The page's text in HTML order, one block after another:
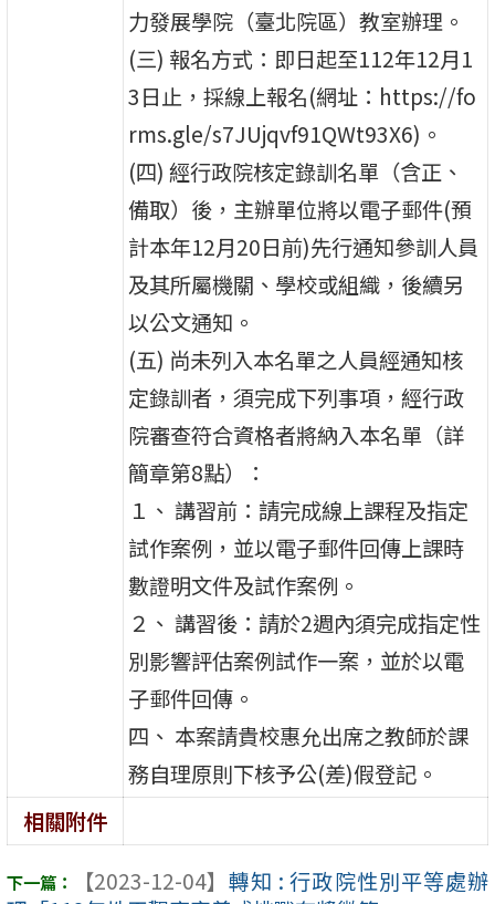
力發展學院（臺北院區）教室辦理。
(三) 報名方式：即日起至112年12月1
3日止，採線上報名(網址：https://fo
rms.gle/s7JUjqvf91QWt93X6)。
(四) 經行政院核定錄訓名單（含正、
備取）後，主辦單位將以電子郵件(預
計本年12月20日前)先行通知參訓人員
及其所屬機關、學校或組織，後續另
以公文通知。
(五) 尚未列入本名單之人員經通知核
定錄訓者，須完成下列事項，經行政
院審查符合資格者將納入本名單（詳
簡章第8點）：
１、 講習前：請完成線上課程及指定
試作案例，並以電子郵件回傳上課時
數證明文件及試作案例。
２、 講習後：請於2週內須完成指定性
別影響評估案例試作一案，並於以電
子郵件回傳。
四、 本案請貴校惠允出席之教師於課
務自理原則下核予公(差)假登記。
相關附件
【2023-12-04】 轉知 : 行政院性別平等處辦